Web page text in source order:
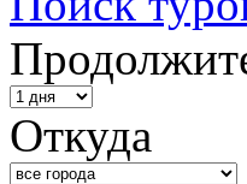
Откуда